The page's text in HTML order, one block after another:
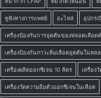
หูฟังทางการแพทย์ อะไหล่ อุปกร
เครื่องป้องกันการอุดตันของหลอดเลือด
เครื่องป้องกันภาวะลิ่มเลือดอุดตันในหล
เครื่องผลิตออกซิเจน 10 ลิตร เครื่อง
เครื่องวัดความอิ่มตัวออกซิเจนในเลือด